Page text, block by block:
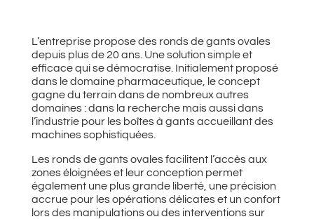
L’entreprise propose des ronds de gants ovales
depuis plus de 20 ans. Une solution simple et
efficace qui se démocratise. Initialement proposé
dans le domaine pharmaceutique, le concept
gagne du terrain dans de nombreux autres
domaines : dans la recherche mais aussi dans
l’industrie pour les boîtes à gants accueillant des
machines sophistiquées.
Les ronds de gants ovales facilitent l’accès aux
zones éloignées et leur conception permet
également une plus grande liberté, une précision
accrue pour les opérations délicates et un confort
lors des manipulations ou des interventions sur